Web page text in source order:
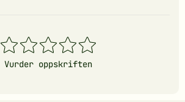
1
stjerner
2
stjerner
3
stjerner
4
stjerner
5
stjerner
Vurder oppskriften